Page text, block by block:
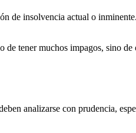
de insolvencia actual o
de tener muchos impagos, sino
analizarse con prudencia,